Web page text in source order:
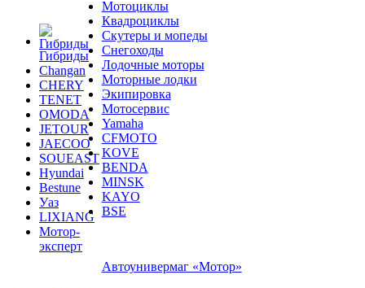
Гибриды
Changan
CHERY
TENET
OMODA
JETOUR
JAECOO
SOUEAST
Hyundai
Bestune
Уаз
LIXIANG
Мотор-
эксперт
Квадроциклы
Скутеры и мопеды
Снегоходы
Лодочные моторы
Моторные лодки
Экипировка
Мотосервис
Yamaha
CFMOTO
KOVE
BENDA
MINSK
KAYO
BSE